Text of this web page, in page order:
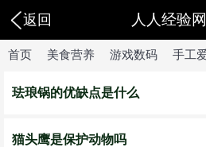
返回 人人经验网
首页 美食营养 游戏数码 手工
珐琅锅的优缺点是什么
猫头鹰是保护动物吗